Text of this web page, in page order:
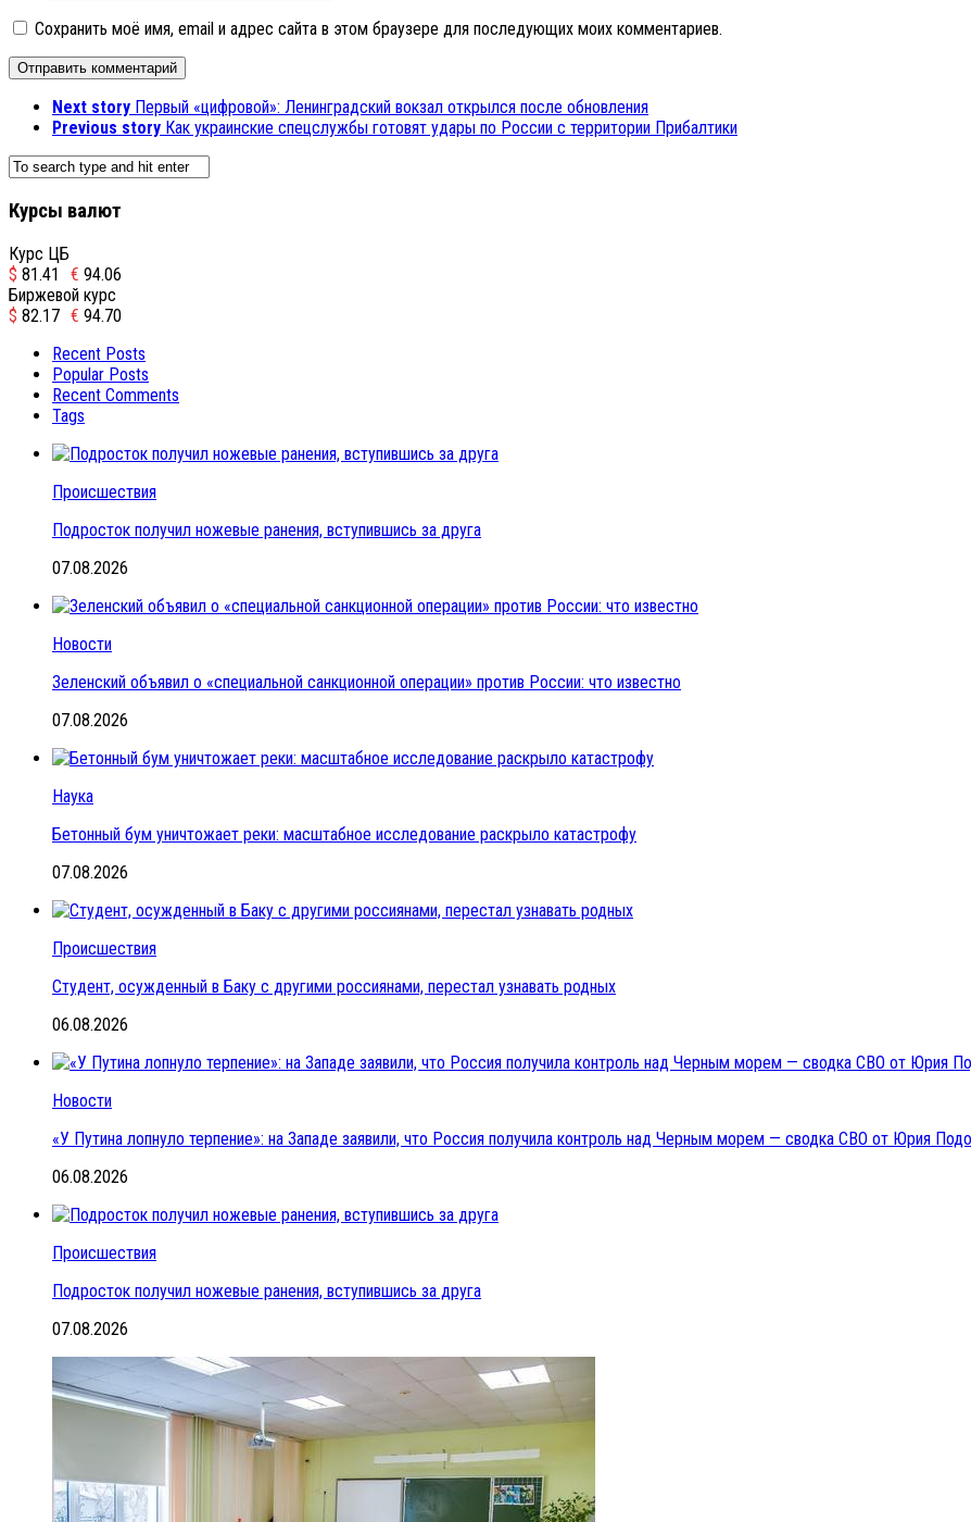
Сохранить моё имя, email и адрес сайта в этом браузере для последующих моих комментариев.
Next story Первый «цифровой»: Ленинградский вокзал открылся после обновления
Previous story Как украинские спецслужбы готовят удары по России с территории Прибалтики
Курсы валют
Курс ЦБ
$ 81.41 € 94.06
Биржевой курс
$ 82.17 € 94.70
Recent Posts
Popular Posts
Recent Comments
Tags
Происшествия
Подросток получил ножевые ранения, вступившись за друга
07.08.2026
Новости
Зеленский объявил о «специальной санкционной операции» против России: что известно
07.08.2026
Наука
Бетонный бум уничтожает реки: масштабное исследование раскрыло катастрофу
07.08.2026
Происшествия
Студент, осужденный в Баку с другими россиянами, перестал узнавать родных
06.08.2026
Новости
«У Путина лопнуло терпение»: на Западе заявили, что Россия получила контроль над Черным морем — сводка СВО от Юрия
06.08.2026
Происшествия
Подросток получил ножевые ранения, вступившись за друга
07.08.2026